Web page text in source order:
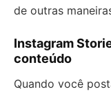
de outras
Instagram
conteúdo
Quando você